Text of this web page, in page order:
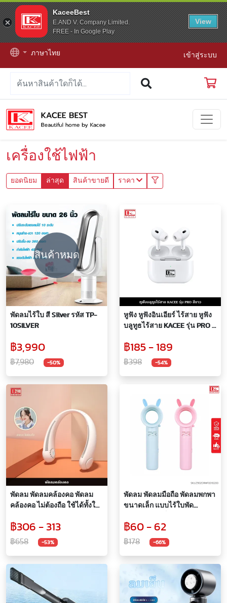
KaceeBest
E.AND V. Company Limited.
FREE - In Google Play
View
ภาษาไทย เข้าสู่ระบบ
เครื่องใช้ไฟฟ้า
ยอดนิยม ล่าสุด สินค้าขายดี ราคา
สินค้าหมด
พัดลมไร้ใบ สี Silver รหัส TP-
10SILVER
฿3,990
฿7,980 -50%
หูฟัง หูฟังอินเอียร์ ไร้สาย หูฟัง
บลูทูธไร้สาย KACEE รุ่น PRO สี
฿185 - 189
฿398 -54%
พัดลม พัดลมคล้องคอ พัดลม
คล้องคอ ไม่ต้องถือ ใช้ได้ทั้งใน
ปรับลมแรงได้ 3 ระดับ ปรับ
ความกระชับได้
฿306 - 313
฿658 -53%
พัดลม พัดลมมือถือ พัดลมพกพา
ขนาดเล็ก แบบไร้ใบพัด
฿60 - 62
฿178 -66%